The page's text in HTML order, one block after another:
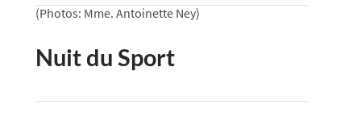
(Photos: Mme. Antoinette Ney)
Nuit du Sport